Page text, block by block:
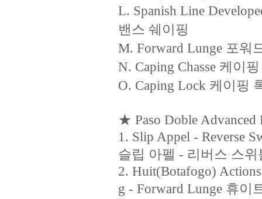
L. Spanish Line
밴스 쉐이핑
M. Forward Lunge 포워
N. Caping Chasse 케이
O. Caping Lock 케이핑
★ Paso Doble Advanced
1. Slip Appel - Reverse
슬립 아펠 - 리버스 스
2. Huit(Botafogo)
g - Forward Lunge 휴